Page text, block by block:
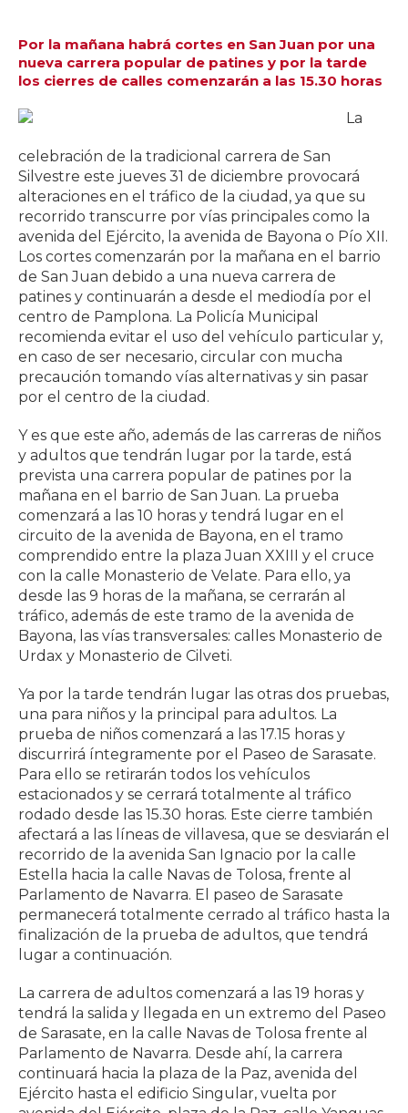
Por la mañana habrá cortes en San Juan por una
nueva carrera popular de patines y por la tarde
los cierres de calles comenzarán a las 15.30 horas
La
celebración de la tradicional carrera de San
Silvestre este jueves 31 de diciembre provocará
alteraciones en el tráfico de la ciudad, ya que su
recorrido transcurre por vías principales como la
avenida del Ejército, la avenida de Bayona o Pío XII.
Los cortes comenzarán por la mañana en el barrio
de San Juan debido a una nueva carrera de
patines y continuarán a desde el mediodía por el
centro de Pamplona. La Policía Municipal
recomienda evitar el uso del vehículo particular y,
en caso de ser necesario, circular con mucha
precaución tomando vías alternativas y sin pasar
por el centro de la ciudad.
Y es que este año, además de las carreras de niños
y adultos que tendrán lugar por la tarde, está
prevista una carrera popular de patines por la
mañana en el barrio de San Juan. La prueba
comenzará a las 10 horas y tendrá lugar en el
circuito de la avenida de Bayona, en el tramo
comprendido entre la plaza Juan XXIII y el cruce
con la calle Monasterio de Velate. Para ello, ya
desde las 9 horas de la mañana, se cerrarán al
tráfico, además de este tramo de la avenida de
Bayona, las vías transversales: calles Monasterio de
Urdax y Monasterio de Cilveti.
Ya por la tarde tendrán lugar las otras dos pruebas,
una para niños y la principal para adultos. La
prueba de niños comenzará a las 17.15 horas y
discurrirá íntegramente por el Paseo de Sarasate.
Para ello se retirarán todos los vehículos
estacionados y se cerrará totalmente al tráfico
rodado desde las 15.30 horas. Este cierre también
afectará a las líneas de villavesa, que se desviarán el
recorrido de la avenida San Ignacio por la calle
Estella hacia la calle Navas de Tolosa, frente al
Parlamento de Navarra. El paseo de Sarasate
permanecerá totalmente cerrado al tráfico hasta la
finalización de la prueba de adultos, que tendrá
lugar a continuación.
La carrera de adultos comenzará a las 19 horas y
tendrá la salida y llegada en un extremo del Paseo
de Sarasate, en la calle Navas de Tolosa frente al
Parlamento de Navarra. Desde ahí, la carrera
continuará hacia la plaza de la Paz, avenida del
Ejército hasta el edificio Singular, vuelta por